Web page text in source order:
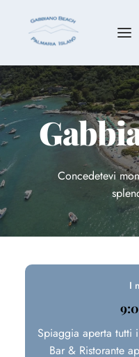
Concedetevi
I
Spiaggia aperta
Bar & Ristorante